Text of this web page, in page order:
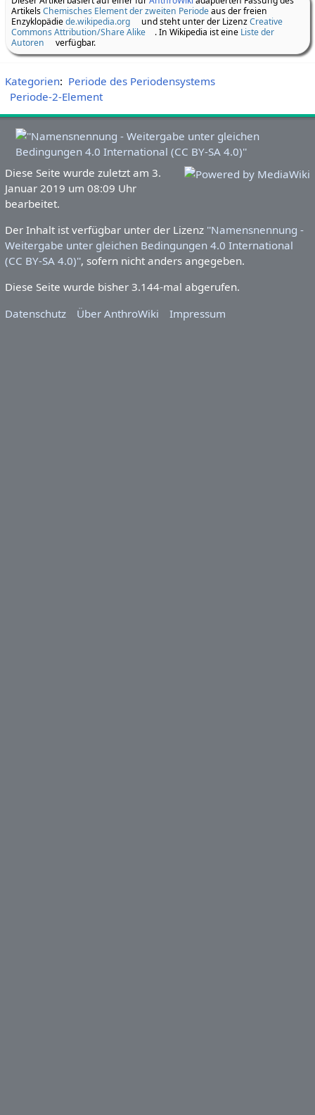
ArtikelsChemisches Element der zweiten Periodeaus der freien
Enzyklopädiede.wikipedia.org und steht unter der LizenzCreative
Commons Attribution/Share Alike
. In Wikipedia ist eine Liste der
Autoren
verfügbar.
Kategorien: Periode des Periodensystems
Periode-2-Element
Diese Seite wurde zuletzt am 3.
Januar 2019 um 08:09 Uhr
bearbeitet.
Der Inhalt ist verfügbar unter der Lizenz ''Namensnennung -
Weitergabe unter gleichen Bedingungen 4.0 International
(CC BY-SA 4.0)'', sofern nicht anders angegeben.
Diese Seite wurde bisher 3.144-mal abgerufen.
Datenschutz
Über AnthroWiki Impressum